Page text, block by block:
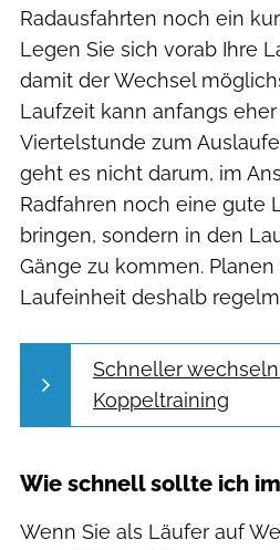
Radausfahrten noch ein
Legen Sie sich vorab Ihre
damit der Wechsel
Laufzeit kann anfangs
Viertelstunde zum
geht es nicht darum, im
Radfahren noch eine gute
bringen, sondern in den
Gänge zu kommen. Planen
Laufeinheit deshalb
Schneller
Koppeltraining
Wie schnell sollte ich
Wenn Sie als Läufer auf